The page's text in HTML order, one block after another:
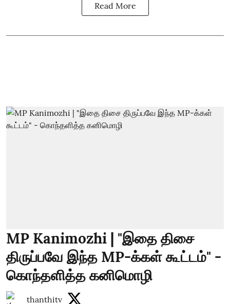
Read More
MP Kanimozhi | "இதை திசை
திருப்பவே இந்த MP-க்கள் கூட்டம்" -
கொந்தளித்த கனிமொழி
thanthitv